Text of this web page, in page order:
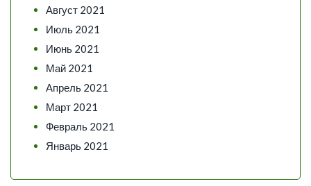
Август 2021
Июль 2021
Июнь 2021
Май 2021
Апрель 2021
Март 2021
Февраль 2021
Январь 2021